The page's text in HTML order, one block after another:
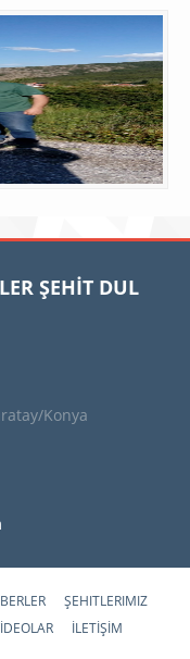
ŞEHİT DUL
Konya
ŞEHITLERIMIZ
İLETİŞİM